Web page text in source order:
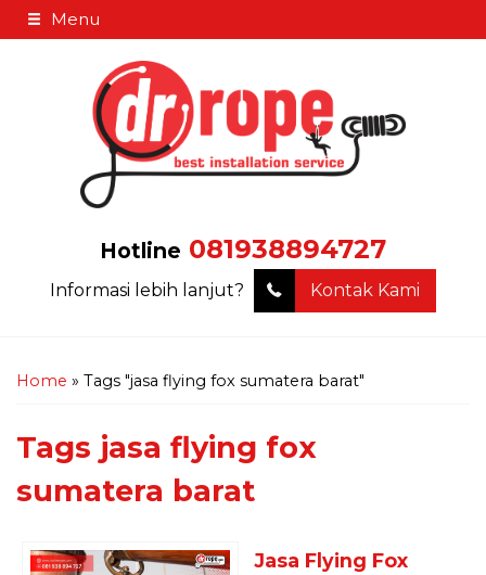
Menu
Hotline 081938894727
Informasi lebih lanjut? Kontak Kami
Home » Tags "jasa flying fox sumatera barat"
Tags jasa flying fox
sumatera barat
Jasa Flying Fox